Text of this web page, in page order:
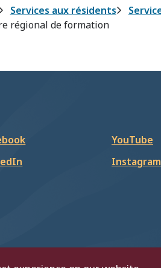
Services aux résidents
régional de formation
YouTube
Instagram